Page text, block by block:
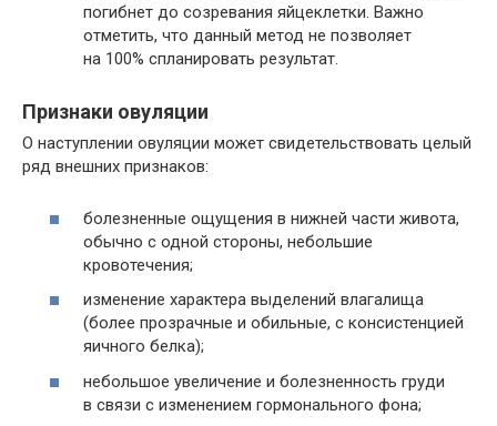
погибнет до созревания яйцеклетки. Важно
отметить, что данный метод не позволяет
на 100% спланировать результат.
Признаки овуляции
О наступлении овуляции может свидетельствовать целый
ряд внешних признаков:
болезненные ощущения в нижней части живота,
обычно с одной стороны, небольшие
кровотечения;
изменение характера выделений влагалища
(более прозрачные и обильные, с консистенцией
яичного белка);
небольшое увеличение и болезненность груди
в связи с изменением гормонального фона;